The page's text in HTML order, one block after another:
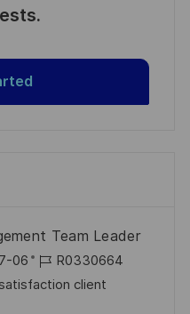
Team Leader
06
R
é
R0330664
client